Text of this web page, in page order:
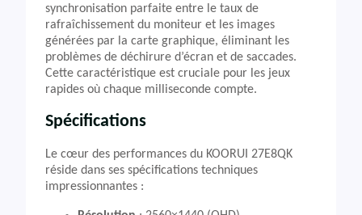
synchronisation parfaite entre le taux de
rafraîchissement du moniteur et les images
générées par la carte graphique, éliminant les
problèmes de déchirure d’écran et de saccades.
Cette caractéristique est cruciale pour les jeux
rapides où chaque milliseconde compte.
Spécifications
Le cœur des performances du KOORUI 27E8QK
réside dans ses spécifications techniques
impressionnantes :